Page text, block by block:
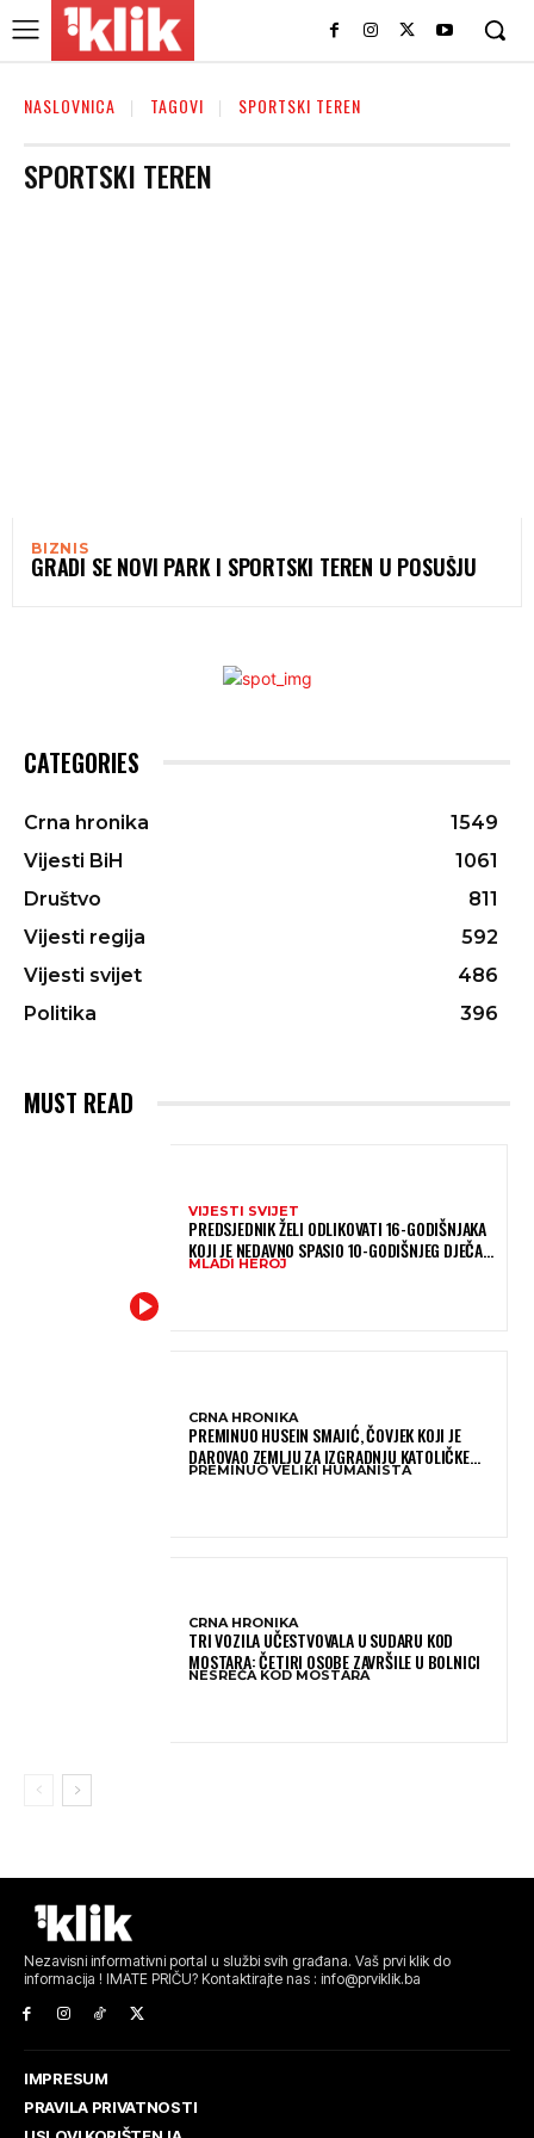
NASLOVNICA TAGOVI SPORTSKI TEREN
SPORTSKI TEREN
BIZNIS
GRADI SE NOVI PARK I SPORTSKI TEREN U POSUŠJU
CATEGORIES
Crna hronika
1549
Vijesti BiH
1061
Društvo
811
Vijesti regija
592
Vijesti svijet
486
Politika
396
MUST READ
VIJESTI SVIJET
PREDSJEDNIK ŽELI ODLIKOVATI 16-GODIŠNJAKA
KOJI JE NEDAVNO SPASIO 10-GODIŠNJEG DJEČAKA
IZ SMRTONOSNIH VALOVA
MLADI HEROJ
CRNA HRONIKA
PREMINUO HUSEIN SMAJIĆ, ČOVJEK KOJI JE
DAROVAO ZEMLJU ZA IZGRADNJU KATOLIČKE
CRKVE U BUGOJNU
PREMINUO VELIKI HUMANISTA
CRNA HRONIKA
TRI VOZILA UČESTVOVALA U SUDARU KOD
MOSTARA: ČETIRI OSOBE ZAVRŠILE U BOLNICI
NESREĆA KOD MOSTARA
Nezavisni informativni portal u službi svih građana. Vaš prvi klik do
informacija ! IMATE PRIČU? Kontaktirajte nas : info@prviklik.ba
IMPRESUM
PRAVILA PRIVATNOSTI